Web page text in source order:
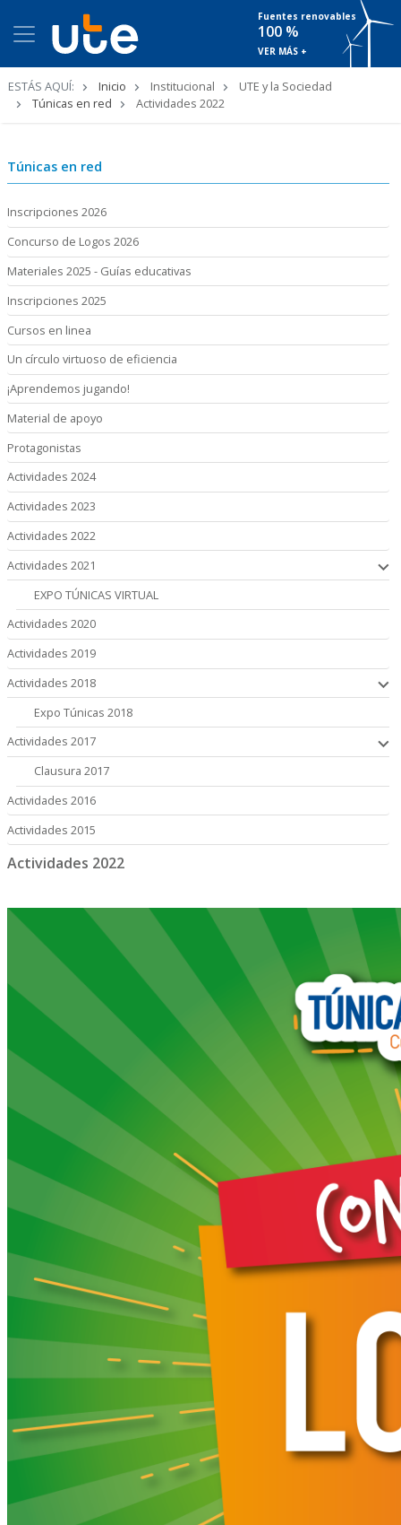
Fuentes renovables
100 %
VER MÁS +
ESTÁS AQUÍ: Inicio Institucional
UTE y la Sociedad
Túnicas en red
Actividades 2022
Túnicas en red
Inscripciones 2026
Concurso de Logos 2026
Materiales 2025 - Guías educativas
Inscripciones 2025
Cursos en linea
Un círculo virtuoso de eficiencia
¡Aprendemos jugando!
Material de apoyo
Protagonistas
Actividades 2024
Actividades 2023
Actividades 2022
Actividades 2021
EXPO TÚNICAS VIRTUAL
Actividades 2020
Actividades 2019
Actividades 2018
Expo Túnicas 2018
Actividades 2017
Clausura 2017
Actividades 2016
Actividades 2015
Actividades 2022